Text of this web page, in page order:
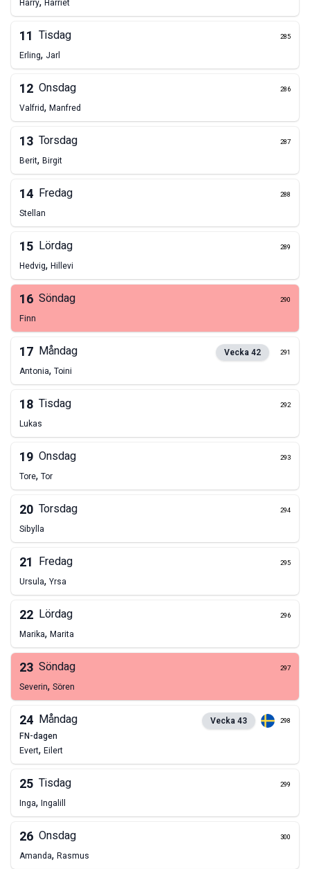
Harry Harriet
11 Tisdag 285
Erling, Jarl
12 Onsdag 286
Valfrid, Manfred
13 Torsdag 287
Berit, Birgit
14 Fredag 288
Stellan
15 Lördag 289
Hedvig, Hillevi
16 Söndag 290
Finn
17 Måndag Vecka42 291
Antonia, Toini
18 Tisdag 292
Lukas
19 Onsdag 293
Tore, Tor
20 Torsdag 294
Sibylla
21 Fredag 295
Ursula, Yrsa
22 Lördag 296
Marika, Marita
23 Söndag 297
Severin, Sören
24 Måndag Vecka43 298
FN-dagen
Evert, Eilert
25 Tisdag 299
Inga, Ingalill
26 Onsdag 300
Amanda, Rasmus